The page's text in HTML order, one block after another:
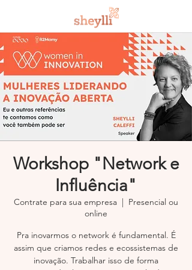
Workshop "Network e
Influência"
Contrate para sua empresa
  |
Presencial ou
online
Pra inovarmos o network é fundamental. É
assim que criamos redes e ecossistemas de
inovação. Trabalhar isso de forma